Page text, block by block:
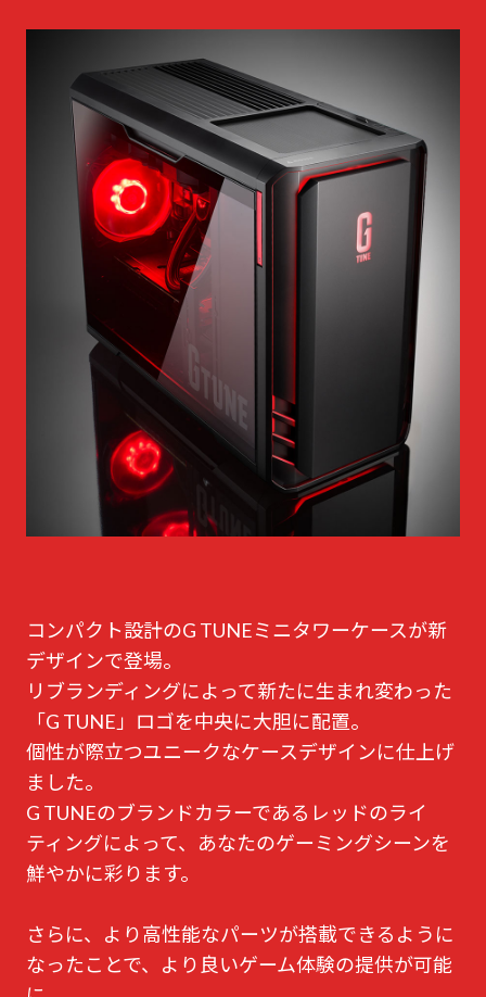
コンパクト設計のG TUNEミニタワーケースが新
デザインで登場。
リブランディングによって新たに生まれ変わった
「G TUNE」ロゴを中央に大胆に配置。
個性が際立つユニークなケースデザインに仕上げ
ました。
G TUNEのブランドカラーであるレッドのライ
ティングによって、あなたのゲーミングシーンを
鮮やかに彩ります。
さらに、より高性能なパーツが搭載できるように
なったことで、より良いゲーム体験の提供が可能